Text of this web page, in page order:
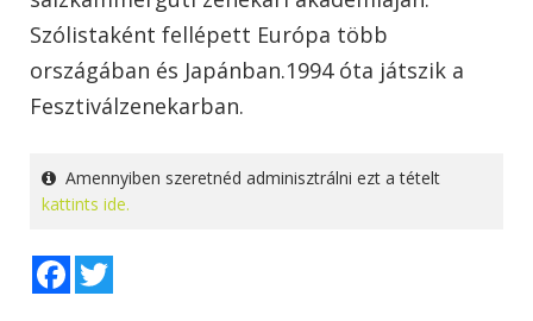
Szólistaként fellépett Európa több
országában és Japánban.1994 óta játszik a
Fesztiválzenekarban.
Amennyiben szeretnéd adminisztrálni ezt a tételt
kattints ide.
Facebook